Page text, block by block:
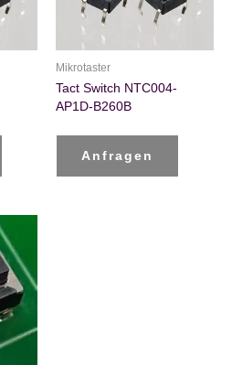
Mikrotaster
Tact Switch NTC004-
AP1D-B260B
Anfragen